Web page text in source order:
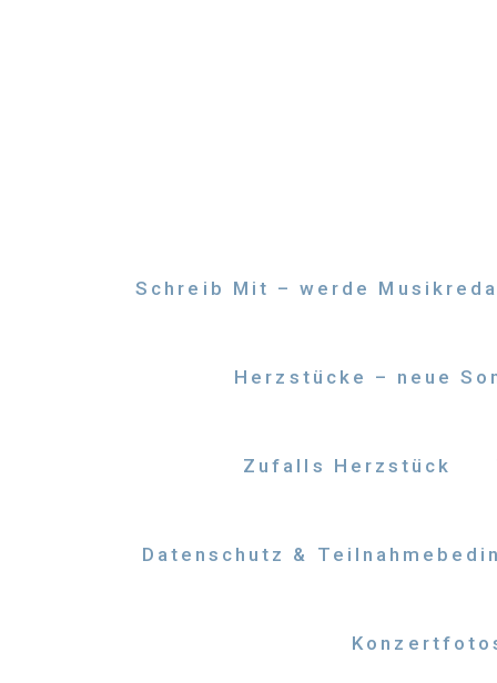
Schreib Mit – werde
Herzstücke – neue
Zufalls Herzstück
Datenschutz &